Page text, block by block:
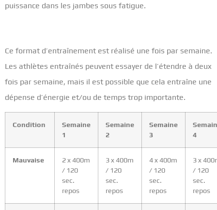
puissance dans les jambes sous fatigue.
Ce format d’entraînement est réalisé une fois par semaine.
Les athlètes entraînés peuvent essayer de l’étendre à deux
fois par semaine, mais il est possible que cela entraîne une
dépense d’énergie et/ou de temps trop importante.
Condition
Semaine
1
Semaine
2
Semaine
3
4
Mauvaise
2 x 400m
/ 120
sec.
repos
3 x 400m
/ 120
sec.
repos
4 x 400m
/ 120
sec.
repos
3 x
/ 120
sec.
repos